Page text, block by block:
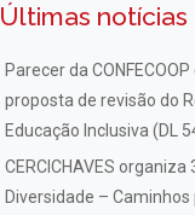
Últimas notícias
Parecer da
proposta de revisão do
Educação Inclusiva (DL
CERCICHAVES organiza
Diversidade –